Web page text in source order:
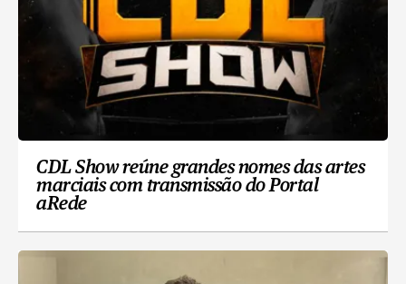
CDL Show reúne grandes nomes das artes
marciais com transmissão do Portal
aRede